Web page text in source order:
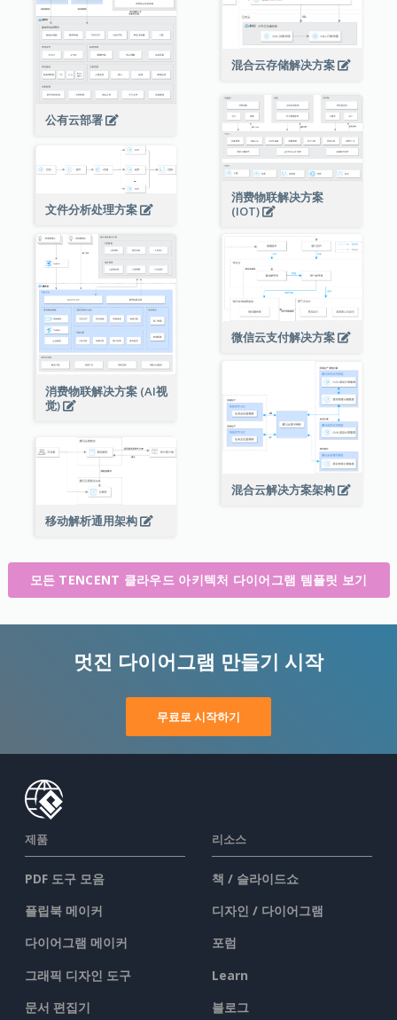
混合云存储解决方案
公有云部署
消费物联解决方案
(IOT)
文件分析处理方案
消费物联解决方案 (AI视
觉)
微信云支付解决方案
混合云解决方案架构
移动解析通用架构
모든 TENCENT 클라우드 아키텍처 다이어그램 템플릿 보기
멋진 다이어그램 만들기 시작
무료로 시작하기
제품
PDF 도구 모음
플립북 메이커
다이어그램 메이커
그래픽 디자인 도구
문서 편집기
리소스
책 / 슬라이드쇼
디자인 / 다이어그램
포럼
Learn
블로그